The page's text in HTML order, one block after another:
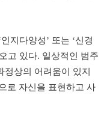
지다양성’ 또는 ‘신경
고 있다. 일상적인 범주
상의 어려움이 있지
로 자신을 표현하고 사